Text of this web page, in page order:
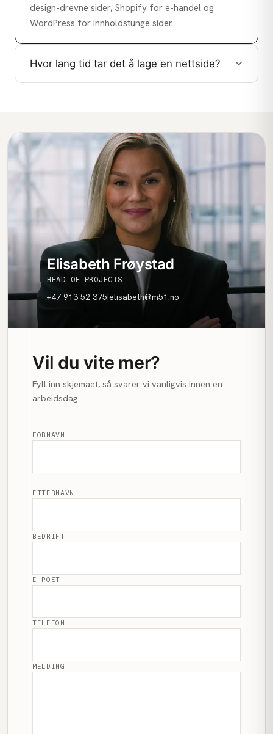
design-drevne sider, Shopify for e-handel og
WordPress for innholdstunge sider.
Hvor lang tid tar det å lage en nettside?
Elisabeth Frøystad
HEAD OF PROJECTS
+47 913 52 375|elisabeth@m51.no
Vil du vite mer?
Fyll inn skjemaet, så svarer vi vanligvis innen en
arbeidsdag.
FORNAVN
ETTERNAVN
BEDRIFT
E-POST
TELEFON
MELDING